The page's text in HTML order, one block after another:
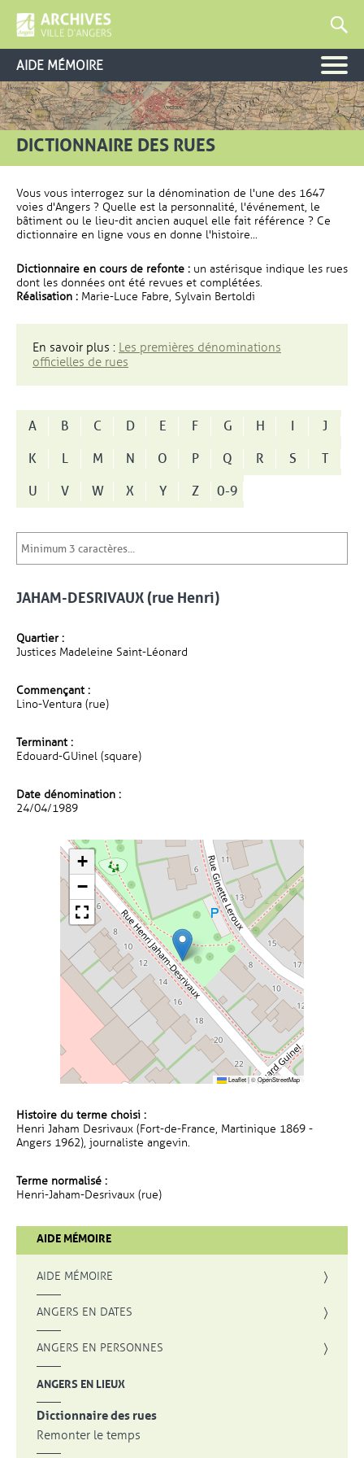
AIDE MÉMOIRE
DICTIONNAIRE DES RUES
Vous vous interrogez sur la dénomination de l'une des 1647
voies d'Angers ? Quelle est la personnalité, l'événement, le
bâtiment ou le lieu-dit ancien auquel elle fait référence ? Ce
dictionnaire en ligne vous en donne l'histoire...
Dictionnaire en cours de refonte : un astérisque indique les rues
dont les données ont été revues et complétées.
Réalisation : Marie-Luce Fabre, Sylvain Bertoldi
En savoir plus : Les premières dénominations
officielles de rues
A B C D E F G H I
J
K
L M N O P Q R S
T
U
V W X Y Z 0-9
JAHAM-DESRIVAUX (rue Henri)
Quartier :
Justices Madeleine Saint-Léonard
Commençant :
Lino-Ventura (rue)
Terminant :
Edouard-GUinel (square)
Date dénomination :
24/04/1989
+
−
Leaflet|©OpenStreetMap
Histoire du terme choisi :
Henri Jaham Desrivaux (Fort-de-France, Martinique 1869 -
Angers 1962), journaliste angevin.
Terme normalisé :
Henri-Jaham-Desrivaux (rue)
AIDE MÉMOIRE
AIDE MÉMOIRE
ANGERS EN DATES
ANGERS EN PERSONNES
ANGERS EN LIEUX
Dictionnaire des rues
Remonter le temps